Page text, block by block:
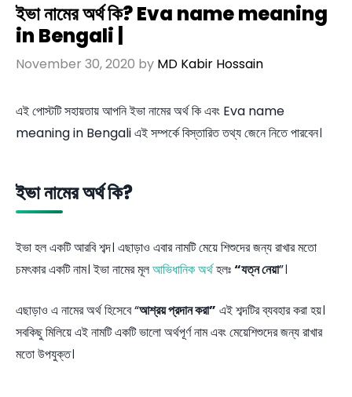
ইভা নামের অর্থ কি? Eva name meaning
in Bengali |
November 30, 2020 by MD Kabir Hossain
এই পোস্টটি সহায়তায় আপনি ইভা নামের অর্থ কি এবং Eva name
meaning in Bengali এই সম্পর্কে বিস্তারিত তথ্য জেনে নিতে পারবেন।
ইভা নামের অর্থ কি?
ইভা হল একটি আরবি শব্দ। এছাড়াও এবার নামটি মেয়ে শিশুদের জন্য রাখার মতো
চমৎকার একটি নাম। ইভা নামের মূলআভিধানিক অর্থহলঃ“যত্ন নেয়া”।
এছাড়াও এ নামের অর্থ হিসেবে “আশ্রয় প্রদান করা” এই শব্দটির ব্যবহার করা হয়।
সবকিছু মিলিয়ে এই নামটি একটি ভালো অর্থপূর্ণ নাম এবং মেয়েশিশুদের জন্য রাখার
মতো উপযুক্ত।